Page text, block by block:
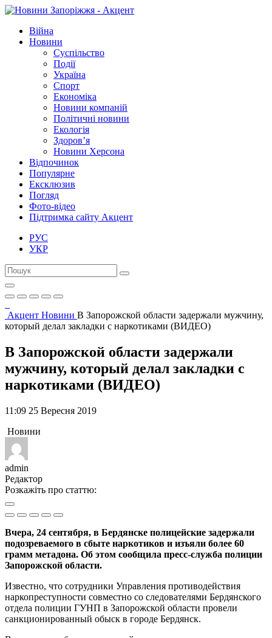
Війна
Новини
Суспільство
Події
Україна
Спорт
Економіка
Новини компаній
Політичні новини
Екологія
Здоров’я
Новини Херсона
Відпочинок
Популярне
Ексклюзив
Погляд
Фото-відео
Підтримка сайту Акцент
РУС
УКР
Акцент Новини В Запорожской области задержали мужчину,
который делал закладки с наркотиками (ВИДЕО)
В Запорожской области задержали
мужчину, который делал закладки с
наркотиками (ВИДЕО)
11:09 25 Вересня 2019
Новини
admin
Редактор
Розкажіть про статтю:
Вчера, 24 сентября, в Бердянске полицейские задержали
подозреваемого в сбыте наркотиков и изъяли более 60
грамм метадона. Об этом сообщила пресс-служба полиции
Запорожской области.
Известно, что сотрудники Управления противодействия
наркопреступности совместно со следователями Бердянского
отдела полиции ГУНП в Запорожской области провели
санкционированный обыск в городе Бердянск.